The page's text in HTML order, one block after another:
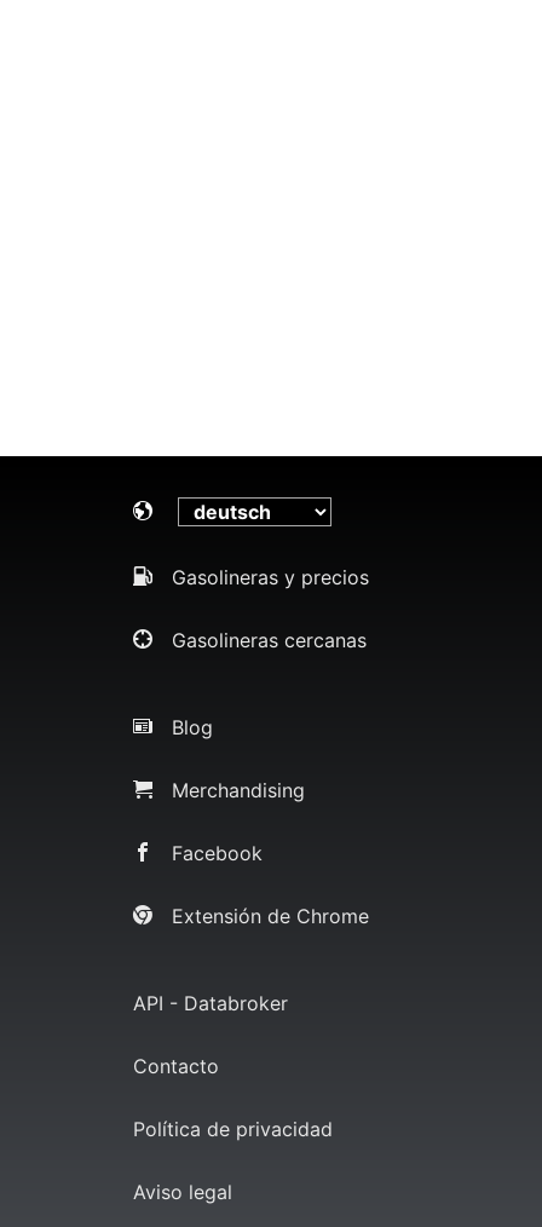
Gasolineras y precios
Gasolineras cercanas
Blog
Merchandising
Facebook
Extensión de Chrome
API - Databroker
Contacto
Política de privacidad
Aviso legal